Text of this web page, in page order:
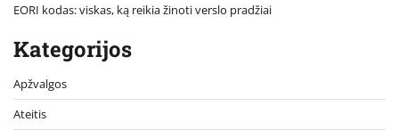
EORI kodas: viskas, ką reikia žinoti verslo pradžiai
Kategorijos
Apžvalgos
Ateitis